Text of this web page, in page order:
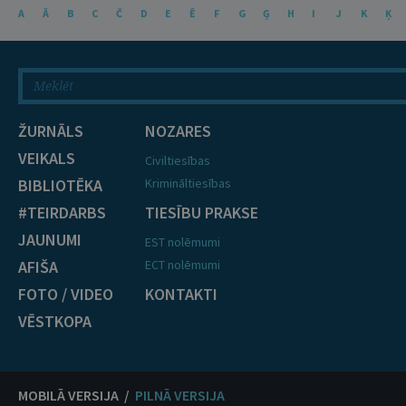
A Ā B C Č D E Ē F G Ģ H I J K Ķ
ŽURNĀLS
VEIKALS
BIBLIOTĒKA
#TEIRDARBS
JAUNUMI
AFIŠA
FOTO / VIDEO
VĒSTKOPA
NOZARES
Civiltiesības
Krimināltiesības
TIESĪBU PRAKSE
EST nolēmumi
ECT nolēmumi
KONTAKTI
MOBILĀ VERSIJA / PILNĀ VERSIJA